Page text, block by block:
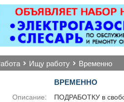
работа ищу работу временно
ВРЕМЕННО
Описание: ПОДРАБОТКУ в